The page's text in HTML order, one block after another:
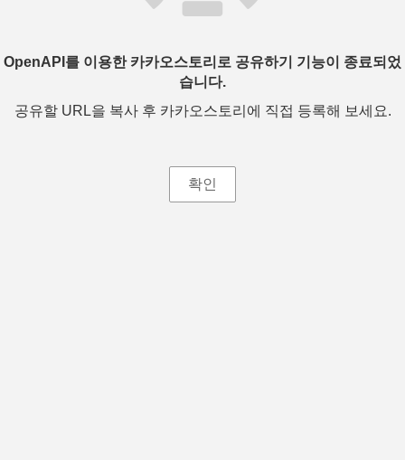
OpenAPI를 이용한 카카오스토리로 공유하기 기능이 종료되었
습니다.
공유할 URL을 복사 후 카카오스토리에 직접 등록해 보세요.
확인